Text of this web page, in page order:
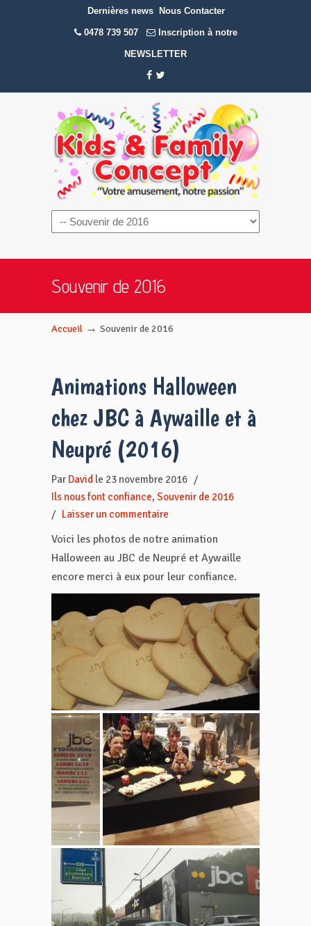
Dernières news Nous Contacter
0478 739 507 Inscription à notre
NEWSLETTER
Navigation
Souvenir de 2016
Accueil → Souvenir de 2016
Animations Halloween
chez JBC à Aywaille et à
Neupré (2016)
Par David le 23 novembre 2016 /
Ils nous font confiance, Souvenir de 2016
/ Laisser un commentaire
Voici les photos de notre animation
Halloween au JBC de Neupré et Aywaille
encore merci à eux pour leur confiance.